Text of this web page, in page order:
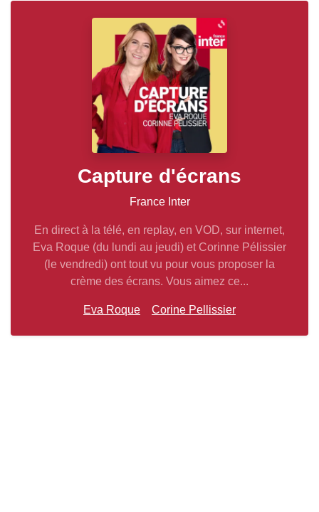
Capture d'écrans
France Inter
En direct à la télé, en replay, en VOD, sur internet,
Eva Roque (du lundi au jeudi) et Corinne Pélissier
(le vendredi) ont tout vu pour vous proposer la
crème des écrans. Vous aimez ce...
Eva Roque Corine Pellissier